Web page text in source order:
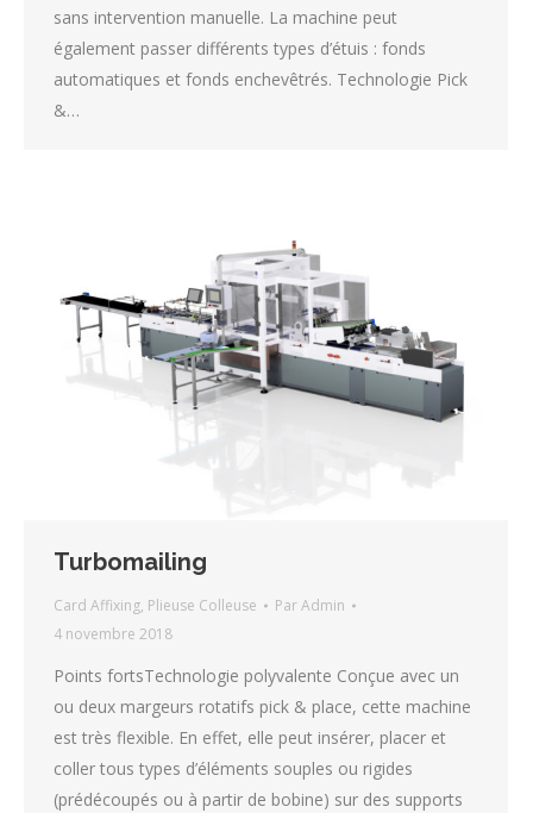
sans intervention manuelle. La machine peut
également passer différents types d’étuis : fonds
automatiques et fonds enchevêtrés. Technologie Pick
&…
Turbomailing
Card Affixing, Plieuse Colleuse ParAdmin
4 novembre 2018
Points fortsTechnologie polyvalente Conçue avec un
ou deux margeurs rotatifs pick & place, cette machine
est très flexible. En effet, elle peut insérer, placer et
coller tous types d’éléments souples ou rigides
(prédécoupés ou à partir de bobine) sur des supports